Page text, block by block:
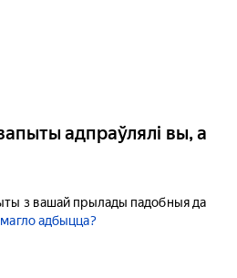
адпраўлялі вы, а
з вашай прылады падобныя да
адбыцца?